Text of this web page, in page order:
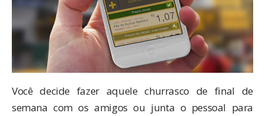
Você decide fazer aquele churrasco de final de
semana com os amigos ou junta o pessoal para